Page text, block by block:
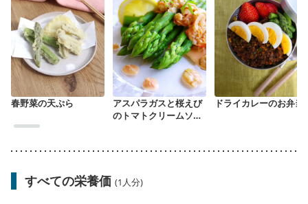
春野菜の天ぷら
アスパラガスと桜えび
のトマトクリームソー
ドライカレーのお弁当
すべての栄養価 (1人分)